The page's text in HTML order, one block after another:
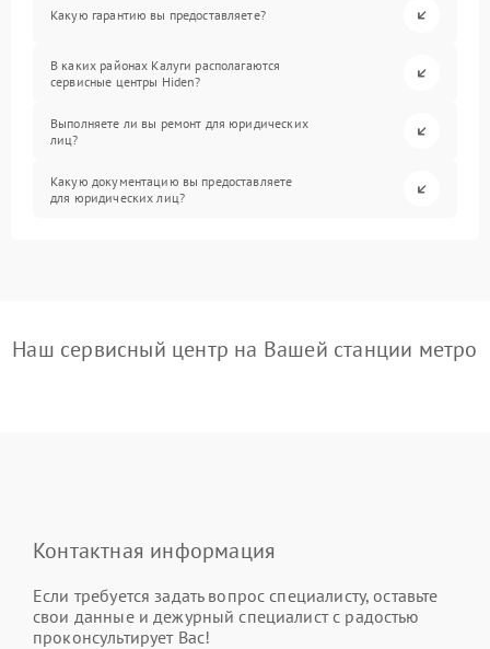
Какую гарантию вы предоставляете?
В каких районах Калуги располагаются
сервисные центры Hiden?
Выполняете ли вы ремонт для юридических
лиц?
Какую документацию вы предоставляете
для юридических лиц?
Наш сервисный центр на Вашей станции метро
Контактная информация
Если требуется задать вопрос специалисту, оставьте
свои данные и дежурный специалист с радостью
проконсультирует Вас!